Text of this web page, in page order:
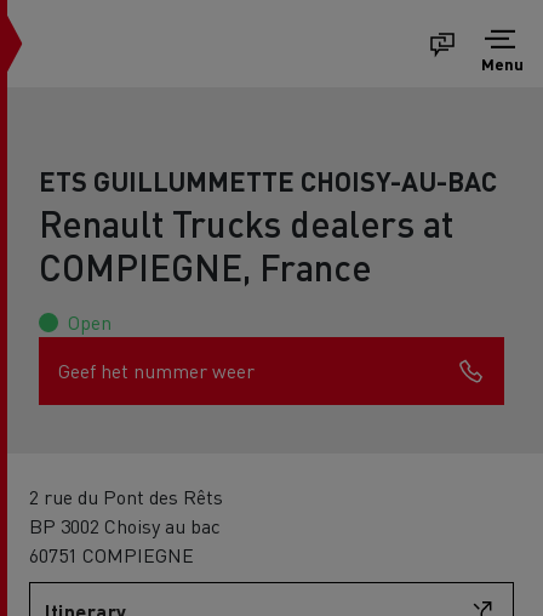
Menu
ETS GUILLUMMETTE CHOISY-AU-BAC
Renault Trucks dealers at
COMPIEGNE, France
Open
Geef het nummer weer
2 rue du Pont des Rêts
BP 3002 Choisy au bac
60751 COMPIEGNE